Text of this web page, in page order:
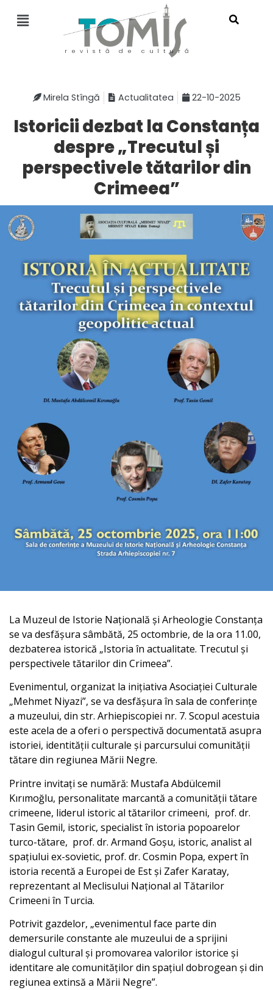
revistă de cultură
Mirela Stîngă Actualitatea 22-10-2025
Istoricii dezbat la Constanța
despre „Trecutul și
perspectivele tătarilor din
Crimeea”
La Muzeul de Istorie Națională și Arheologie Constanța
se va desfășura sâmbătă, 25 octombrie, de la ora 11.00,
dezbaterea istorică „Istoria în actualitate. Trecutul și
perspectivele tătarilor din Crimeea”.
Evenimentul, organizat la inițiativa Asociației Culturale
„Mehmet Niyazi”, se va desfășura în sala de conferințe
a muzeului, din str. Arhiepiscopiei nr. 7. Scopul acestuia
este acela de a oferi o perspectivă documentată asupra
istoriei, identității culturale și parcursului comunității
tătare din regiunea Mării Negre.
Printre invitați se numără: Mustafa Abdülcemil
Kırımoğlu, personalitate marcantă a comunității tătare
crimeene, liderul istoric al tătarilor crimeeni, prof. dr.
Tasin Gemil, istoric, specialist în istoria popoarelor
turco-tătare, prof. dr. Armand Goșu, istoric, analist al
spațiului ex-sovietic, prof. dr. Cosmin Popa, expert în
istoria recentă a Europei de Est și Zafer Karatay,
reprezentant al Meclisului Național al Tătarilor
Crimeeni în Turcia.
Potrivit gazdelor, „evenimentul face parte din
demersurile constante ale muzeului de a sprijini
dialogul cultural și promovarea valorilor istorice și
identitare ale comunităților din spațiul dobrogean și din
regiunea extinsă a Mării Negre”.